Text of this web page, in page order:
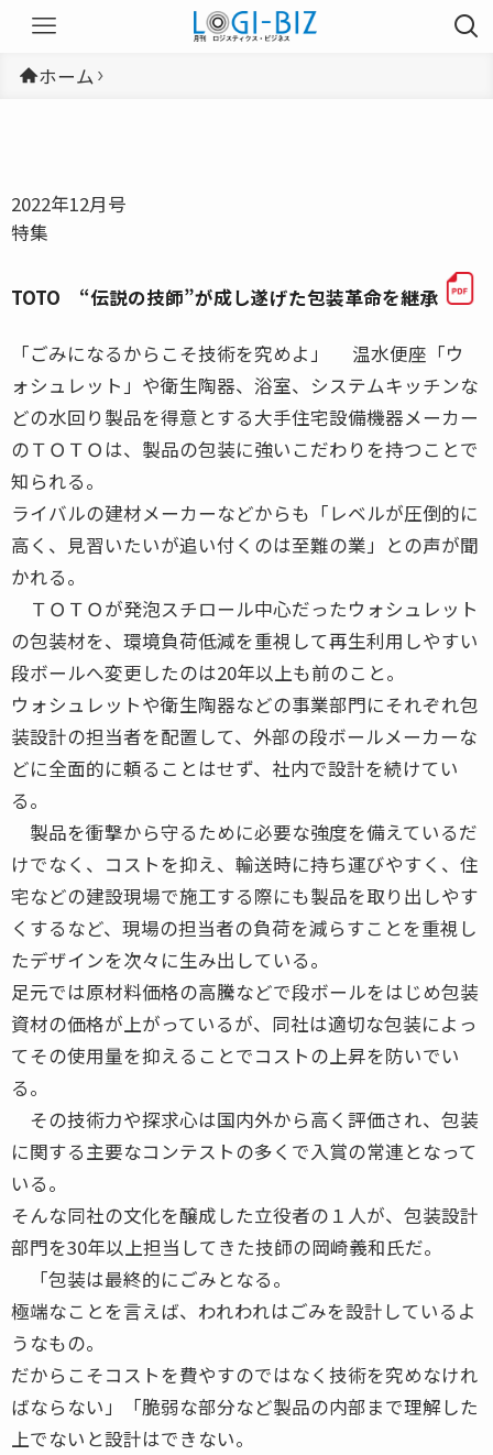
ホーム
2022年12月号
特集
TOTO “伝説の技師”が成し遂げた包装革命を継承
「ごみになるからこそ技術を究めよ」 温水便座「ウ
ォシュレット」や衛生陶器、浴室、システムキッチンな
どの水回り製品を得意とする大手住宅設備機器メーカー
のＴＯＴＯは、製品の包装に強いこだわりを持つことで
知られる。
ライバルの建材メーカーなどからも「レベルが圧倒的に
高く、見習いたいが追い付くのは至難の業」との声が聞
かれる。
ＴＯＴＯが発泡スチロール中心だったウォシュレット
の包装材を、環境負荷低減を重視して再生利用しやすい
段ボールへ変更したのは20年以上も前のこと。
ウォシュレットや衛生陶器などの事業部門にそれぞれ包
装設計の担当者を配置して、外部の段ボールメーカーな
どに全面的に頼ることはせず、社内で設計を続けてい
る。
製品を衝撃から守るために必要な強度を備えているだ
けでなく、コストを抑え、輸送時に持ち運びやすく、住
宅などの建設現場で施工する際にも製品を取り出しやす
くするなど、現場の担当者の負荷を減らすことを重視し
たデザインを次々に生み出している。
足元では原材料価格の高騰などで段ボールをはじめ包装
資材の価格が上がっているが、同社は適切な包装によっ
てその使用量を抑えることでコストの上昇を防いでい
る。
その技術力や探求心は国内外から高く評価され、包装
に関する主要なコンテストの多くで入賞の常連となって
いる。
そんな同社の文化を醸成した立役者の１人が、包装設計
部門を30年以上担当してきた技師の岡崎義和氏だ。
「包装は最終的にごみとなる。
極端なことを言えば、われわれはごみを設計しているよ
うなもの。
だからこそコストを費やすのではなく技術を究めなけれ
ばならない」「脆弱な部分など製品の内部まで理解した
上でないと設計はできない。